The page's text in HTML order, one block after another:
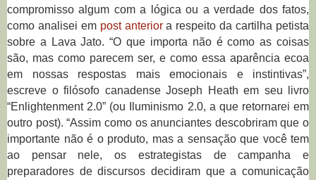
compromisso algum com a lógica ou a verdade dos fatos,
como analisei em post anteriora respeito da cartilha petista
sobre a Lava Jato. “O que importa não é como as coisas
são, mas como parecem ser, e como essa aparência ecoa
em nossas respostas mais emocionais e instintivas”,
escreve o filósofo canadense Joseph Heath em seu livro
“Enlightenment 2.0” (ou Iluminismo 2.0, a que retornarei em
outro post). “Assim como os anunciantes descobriram que o
importante não é o produto, mas a sensação que você tem
ao pensar nele, os estrategistas de campanha e
preparadores de discursos decidiram que a comunicação